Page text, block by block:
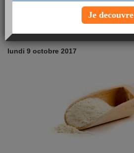
méthodes modernes plus douces.Lire
lundi 9 octobre 2017
Je decouvre